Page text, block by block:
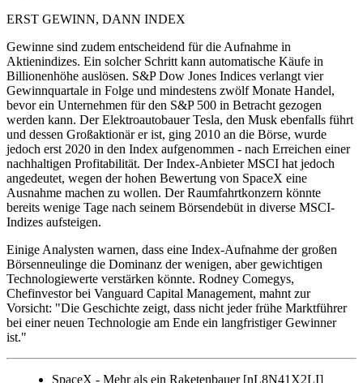
ERST GEWINN, DANN INDEX
Gewinne sind zudem entscheidend für die Aufnahme in
Aktienindizes. Ein solcher Schritt kann automatische Käufe in
Billionenhöhe auslösen. S&P Dow Jones Indices verlangt vier
Gewinnquartale in Folge und mindestens zwölf Monate Handel,
bevor ein Unternehmen für den S&P 500 in Betracht gezogen
werden kann. Der Elektroautobauer Tesla, den Musk ebenfalls führt
und dessen Großaktionär er ist, ging 2010 an die Börse, wurde
jedoch erst 2020 in den Index aufgenommen - nach Erreichen einer
nachhaltigen Profitabilität. Der Index-Anbieter MSCI hat jedoch
angedeutet, wegen der hohen Bewertung von SpaceX eine
Ausnahme machen zu wollen. Der Raumfahrtkonzern könnte
bereits wenige Tage nach seinem Börsendebüt in diverse MSCI-
Indizes aufsteigen.
Einige Analysten warnen, dass eine Index-Aufnahme der großen
Börsenneulinge die Dominanz der wenigen, aber gewichtigen
Technologiewerte verstärken könnte. Rodney Comegys,
Chefinvestor bei Vanguard Capital Management, mahnt zur
Vorsicht: "Die Geschichte zeigt, dass nicht jeder frühe Marktführer
bei einer neuen Technologie am Ende ein langfristiger Gewinner
ist."
SpaceX - Mehr als ein Raketenbauer [nL8N41X2LI]